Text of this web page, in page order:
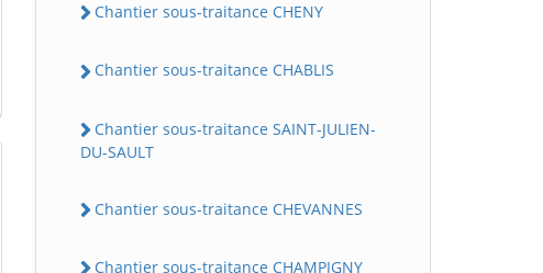
Chantier sous-traitance CHENY
Chantier sous-traitance CHABLIS
Chantier sous-traitance SAINT-JULIEN-
DU-SAULT
Chantier sous-traitance CHEVANNES
Chantier sous-traitance CHAMPIGNY